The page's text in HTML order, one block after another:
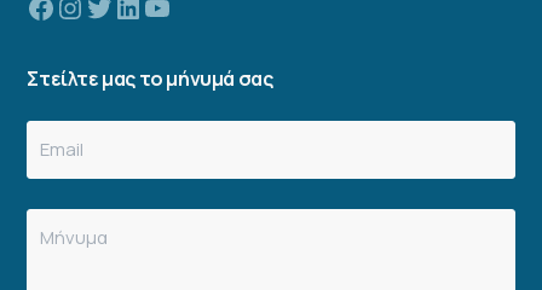
Facebook
Instagram
TwitterLinkedinYouTube
Στείλτε μας το μήνυμά σας